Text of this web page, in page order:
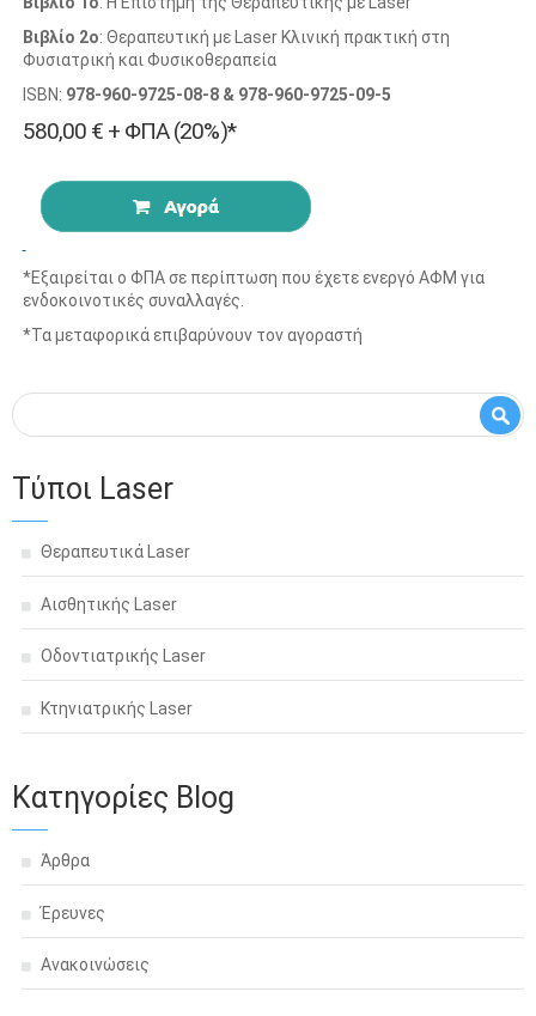
Βιβλίο 2ο: Θεραπευτική με Laser Κλινική πρακτική στη
Φυσιατρική και Φυσικοθεραπεία
ISBN: 978-960-9725-08-8 & 978-960-9725-09-5
580,00 € + ΦΠΑ (20%)*
*Εξαιρείται ο ΦΠΑ σε περίπτωση που έχετε ενεργό ΑΦΜ για
ενδοκοινοτικές συναλλαγές.
*Τα μεταφορικά επιβαρύνουν τον αγοραστή
Φόρμα αναζήτησης
Αναζήτηση
Τύποι Laser
Θεραπευτικά Laser
Αισθητικής Laser
Οδοντιατρικής Laser
Κτηνιατρικής Laser
Κατηγορίες Blog
Άρθρα
Έρευνες
Ανακοινώσεις